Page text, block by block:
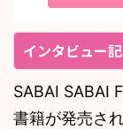
インタビュー
SABAI SABAI
書籍が発売さ